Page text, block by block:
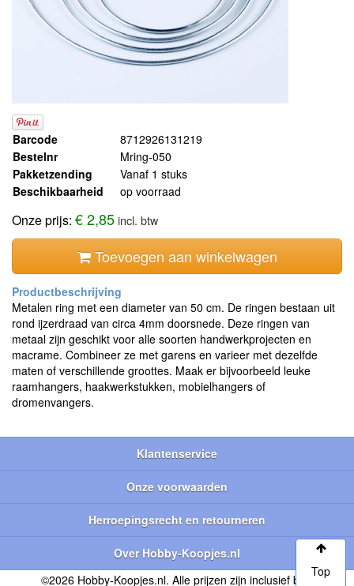
Barcode
8712926131219
Bestelnr
Mring-050
Pakketzending
Vanaf 1 stuks
Beschikbaarheid
op voorraad
Onze prijs: € 2,85incl. btw
Toevoegen aan winkelwagen
Metalen ring met een diameter van 50 cm. De ringen bestaan uit
rond ijzerdraad van circa 4mm doorsnede. Deze ringen van
metaal zijn geschikt voor alle soorten handwerkprojecten en
macrame. Combineer ze met garens en varieer met dezelfde
maten of verschillende groottes. Maak er bijvoorbeeld leuke
raamhangers, haakwerkstukken, mobielhangers of
dromenvangers.
Klantenservice
Onze voorwaarden
Herroepingsrecht en retourneren
Over Hobby-Koopjes.nl
©2026 Hobby-Koopjes.nl. Alle prijzen zijn inclusief btw.
Top